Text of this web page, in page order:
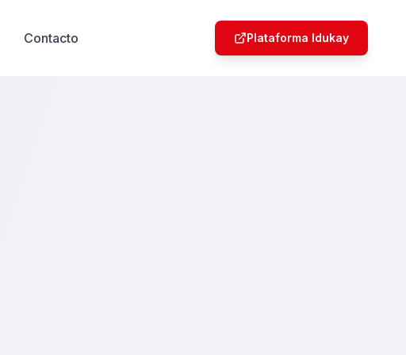
Contacto Plataforma Idukay